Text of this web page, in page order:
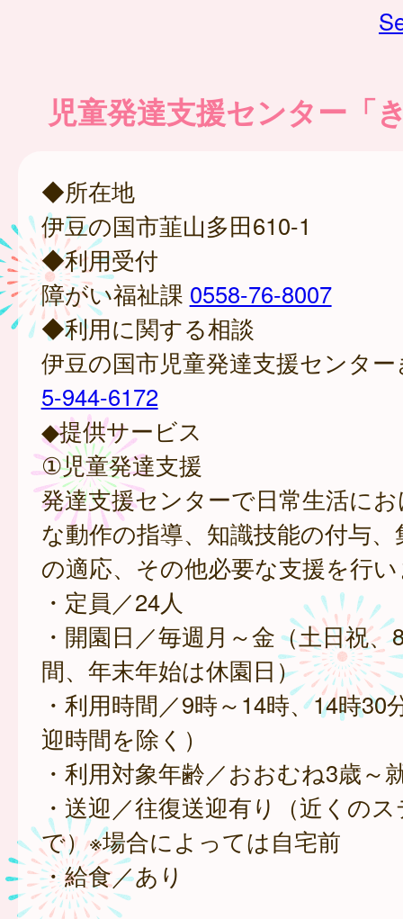
児童発達支援センター「
◆所在地
伊豆の国市韮山多田610-1
◆利用受付
障がい福祉課 0558-76-8007
◆利用に関する相談
伊豆の国市児童発達支援センタ
5-944-6172
◆提供サービス
①児童発達支援
発達支援センターで日常生活に
な動作の指導、知識技能の付与
の適応、その他必要な支援を行
・定員／24人
・開園日／毎週月～金（土日祝、
間、年末年始は休園日）
・利用時間／9時～14時、14時30
迎時間を除く）
・利用対象年齢／おおむね3歳～
・送迎／往復送迎有り（近くの
で）※場合によっては自宅前
・給食／あり